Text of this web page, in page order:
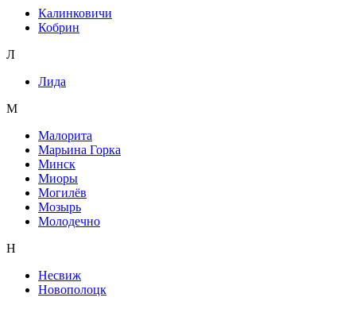
Калинковичи
Кобрин
Л
Лида
М
Малорита
Марьина Горка
Минск
Миоры
Могилёв
Мозырь
Молодечно
Н
Несвиж
Новополоцк